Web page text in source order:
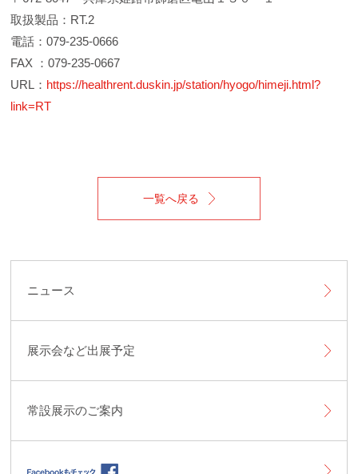
取扱製品：RT.2
電話：079-235-0666
FAX ：079-235-0667
URL： https://healthrent.duskin.jp/station/hyogo/himeji.html?
link=RT
一覧へ戻る
ニュース
展示会など出展予定
常設展示のご案内